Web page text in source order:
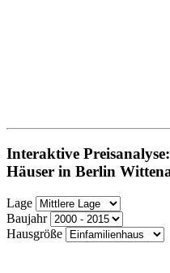
Interaktive
Häuser in Berlin
Lage
Baujahr
Hausgröße